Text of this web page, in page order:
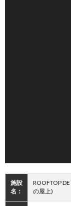
施設
名：
ROOFTOP
の屋上)